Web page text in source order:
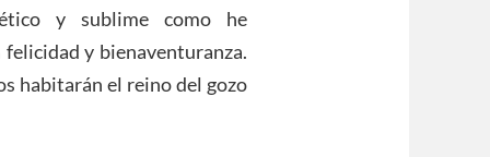
y sublime como he
y bienaventuranza.
habitarán el reino del gozo